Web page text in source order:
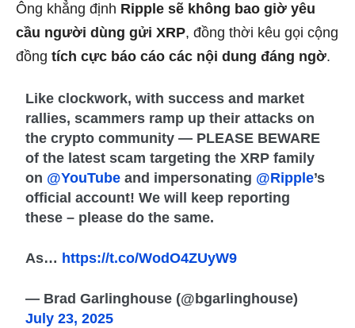
Ông khẳng định Ripple sẽ không bao giờ yêu
cầu người dùng gửi XRP, đồng thời kêu gọi cộng
đồng tích cực báo cáo các nội dung đáng ngờ.
Like clockwork, with success and market
rallies, scammers ramp up their attacks on
the crypto community — PLEASE BEWARE
of the latest scam targeting the XRP family
on @YouTube and impersonating @Ripple’s
official account! We will keep reporting
these – please do the same.
As… https://t.co/WodO4ZUyW9
— Brad Garlinghouse (@bgarlinghouse)
July 23, 2025